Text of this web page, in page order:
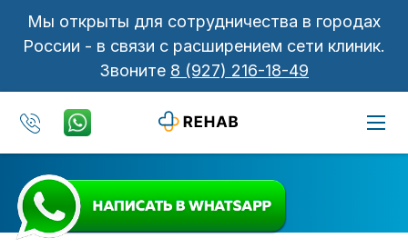
Мы открыты для сотрудничества в городах
России - в связи с расширением сети клиник.
Звоните 8 (927) 216-18-49